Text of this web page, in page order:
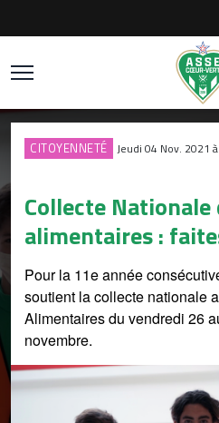
CITOYENNETÉ Jeudi 04 Nov. 2021
Collecte Nationale
alimentaires :
Pour la 11e année
soutient la collecte nationale
Alimentaires du vendredi 26
novembre.